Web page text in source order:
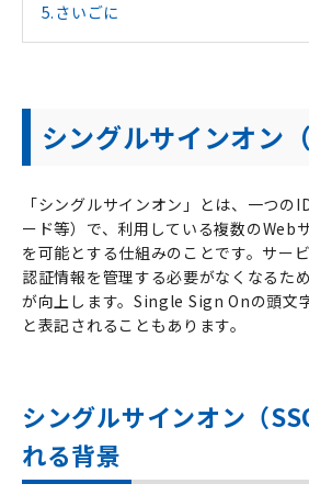
5. さいごに
シングルサインオン
「シングルサインオン」とは、一つの
ード等）で、利用している複数のWeb
を可能とする仕組みのことです。サー
認証情報を管理する必要がなくなるた
が向上します。 Single Sign Onの頭文
と表記されることもあります。
シングルサインオン（
れる背景